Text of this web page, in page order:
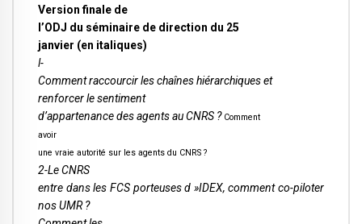
Version finale de
l’ODJ du séminaire de direction du 25
janvier (en italiques)
l-
Comment raccourcir les chaînes hiérarchiques et
renforcer le sentiment
d’appartenance des agents au CNRS ? Comment
avoir
une vraie autorité sur les agents du CNRS ?
2-Le CNRS
entre dans les FCS porteuses d »IDEX, comment co-piloter
nos UMR ?